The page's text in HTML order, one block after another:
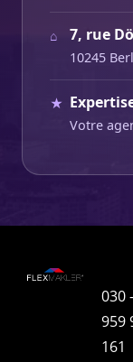
⌂ 7, rue
10245
★
Votre
030 -
959
161